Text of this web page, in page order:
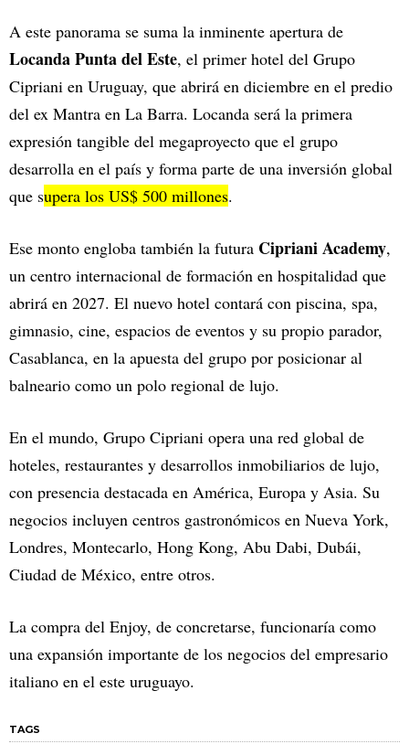
A este panorama se suma la inminente apertura de
Locanda Punta del Este, el primer hotel del Grupo
Cipriani en Uruguay, que abrirá en diciembre en el predio
del ex Mantra en La Barra. Locanda será la primera
expresión tangible del megaproyecto que el grupo
desarrolla en el país y forma parte de una inversión global
que supera los US$ 500 millones.
Ese monto engloba también la futura Cipriani Academy,
un centro internacional de formación en hospitalidad que
abrirá en 2027. El nuevo hotel contará con piscina, spa,
gimnasio, cine, espacios de eventos y su propio parador,
Casablanca, en la apuesta del grupo por posicionar al
balneario como un polo regional de lujo.
En el mundo, Grupo Cipriani opera una red global de
hoteles, restaurantes y desarrollos inmobiliarios de lujo,
con presencia destacada en América, Europa y Asia. Su
negocios incluyen centros gastronómicos en Nueva York,
Londres, Montecarlo, Hong Kong, Abu Dabi, Dubái,
Ciudad de México, entre otros.
La compra del Enjoy, de concretarse, funcionaría como
una expansión importante de los negocios del empresario
italiano en el este uruguayo.
TAGS